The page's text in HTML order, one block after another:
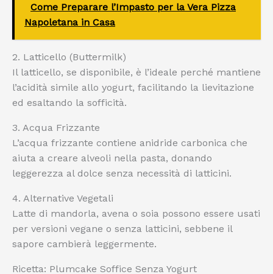
Come Preparare l’Impasto per la Vera Pizza
Napoletana in Casa
2. Latticello (Buttermilk)
Il latticello, se disponibile, è l’ideale perché mantiene
l’acidità simile allo yogurt, facilitando la lievitazione
ed esaltando la sofficità.
3. Acqua Frizzante
L’acqua frizzante contiene anidride carbonica che
aiuta a creare alveoli nella pasta, donando
leggerezza al dolce senza necessità di latticini.
4. Alternative Vegetali
Latte di mandorla, avena o soia possono essere usati
per versioni vegane o senza latticini, sebbene il
sapore cambierà leggermente.
Ricetta: Plumcake Soffice Senza Yogurt